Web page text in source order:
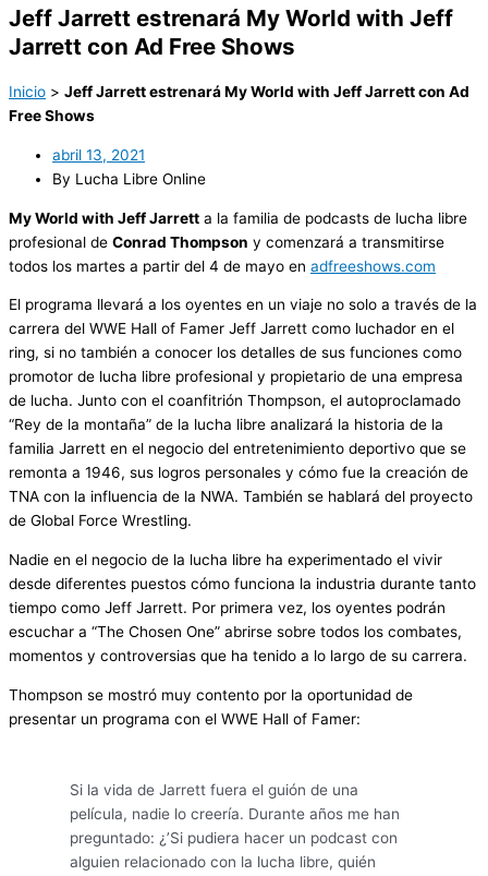
Jeff Jarrett estrenará My World with Jeff
Jarrett con Ad Free Shows
Inicio > Jeff Jarrett estrenará My World with Jeff Jarrett con Ad
Free Shows
abril 13, 2021
By Lucha Libre Online
My World with Jeff Jarrett a la familia de podcasts de lucha libre
profesional de Conrad Thompson y comenzará a transmitirse
todos los martes a partir del 4 de mayo en adfreeshows.com
El programa llevará a los oyentes en un viaje no solo a través de la
carrera del WWE Hall of Famer Jeff Jarrett como luchador en el
ring, si no también a conocer los detalles de sus funciones como
promotor de lucha libre profesional y propietario de una empresa
de lucha. Junto con el coanfitrión Thompson, el autoproclamado
“Rey de la montaña” de la lucha libre analizará la historia de la
familia Jarrett en el negocio del entretenimiento deportivo que se
remonta a 1946, sus logros personales y cómo fue la creación de
TNA con la influencia de la NWA. También se hablará del proyecto
de Global Force Wrestling.
Nadie en el negocio de la lucha libre ha experimentado el vivir
desde diferentes puestos cómo funciona la industria durante tanto
tiempo como Jeff Jarrett. Por primera vez, los oyentes podrán
escuchar a “The Chosen One” abrirse sobre todos los combates,
momentos y controversias que ha tenido a lo largo de su carrera.
Thompson se mostró muy contento por la oportunidad de
presentar un programa con el WWE Hall of Famer:
Si la vida de Jarrett fuera el guión de una
película, nadie lo creería. Durante años me han
preguntado: ¿’Si pudiera hacer un podcast con
alguien relacionado con la lucha libre, quién